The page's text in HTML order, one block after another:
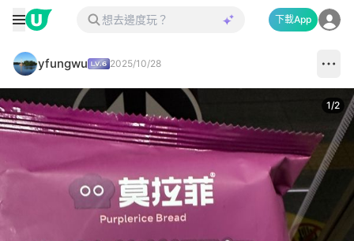
下載App
yfungwu 2025/10/28
1/2